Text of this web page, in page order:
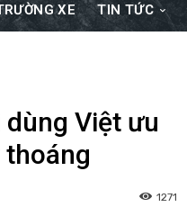
XE TIN TỨC
Việt ưu
thoáng
1271